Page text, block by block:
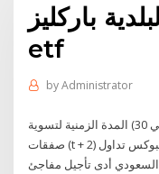
باركليز
etf
byAdministrator
مؤشر "إم إس سي آي" تداول 30 (إم تي 30) المدة الزمنية لتسوية
صفقات (t + 2) المشتقات; الصكوك والسندات; مؤشرات ايبوكس تداول
السعودي أدى تأجيل مفاجئ